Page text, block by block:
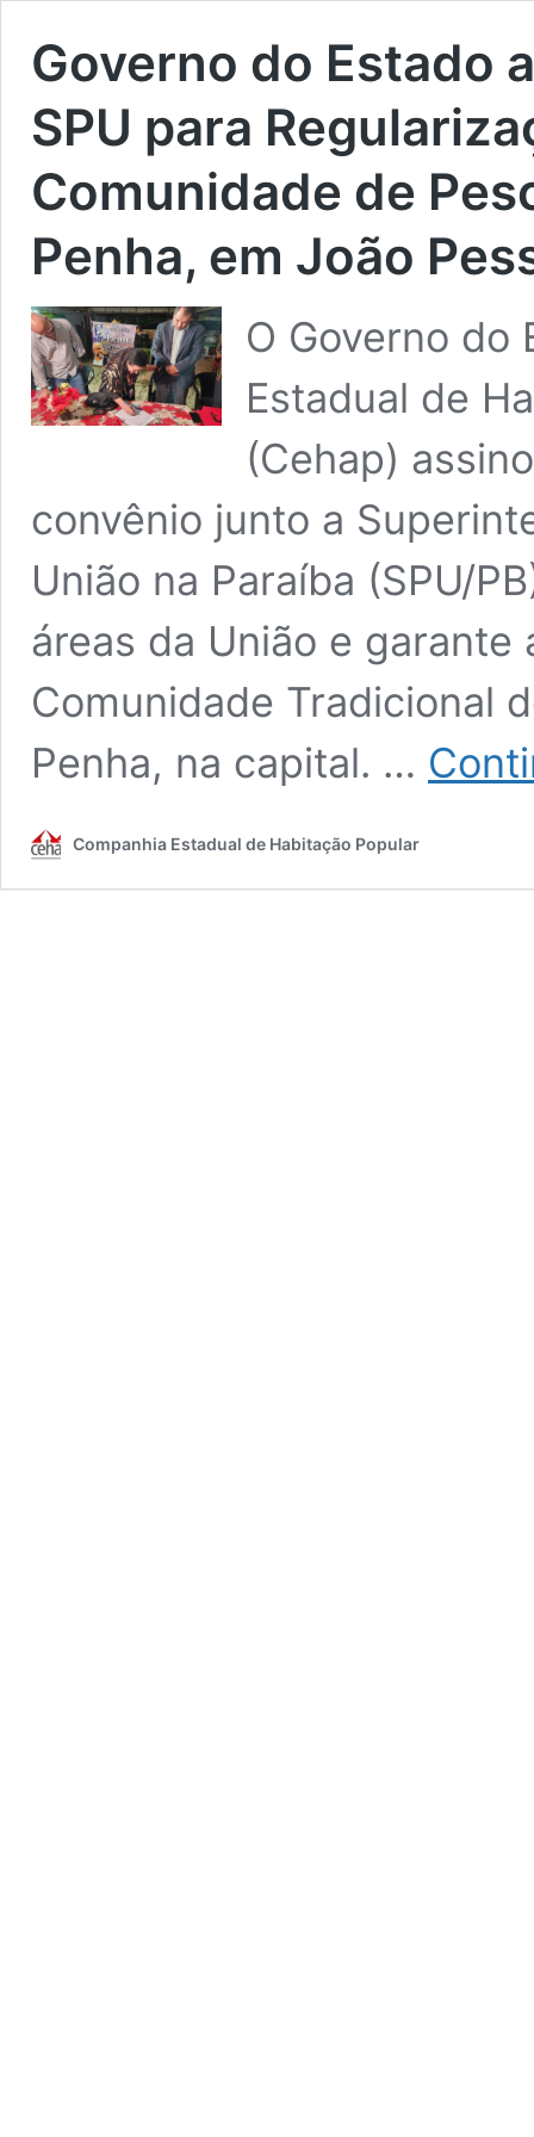
Governo do Estado
SPU para
Comunidade de
Penha, em João
O Governo do
Estadual de
(Cehap)
convênio junto a
União na Paraíba (SPU/
áreas da União e garante
Comunidade Tradicional
Penha, na capital. …
Companhia Estadual de Habitação Popular